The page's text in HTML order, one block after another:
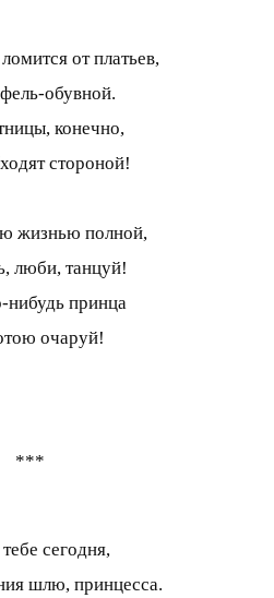
от платьев,
обувной.
конечно,
стороной!
жизнью полной,
люби, танцуй!
нибудь принца
очаруй!
***
сегодня,
шлю, принцесса.